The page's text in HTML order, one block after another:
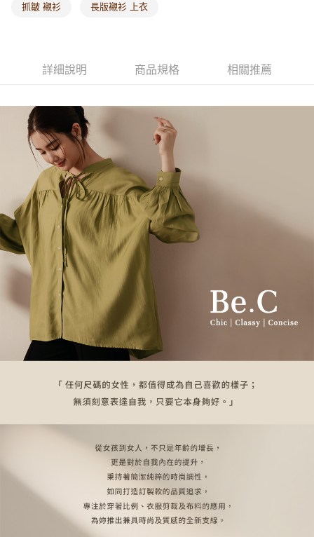
抓皺 襯衫 長版襯衫 上衣
詳細說明 商品規格 相關推薦